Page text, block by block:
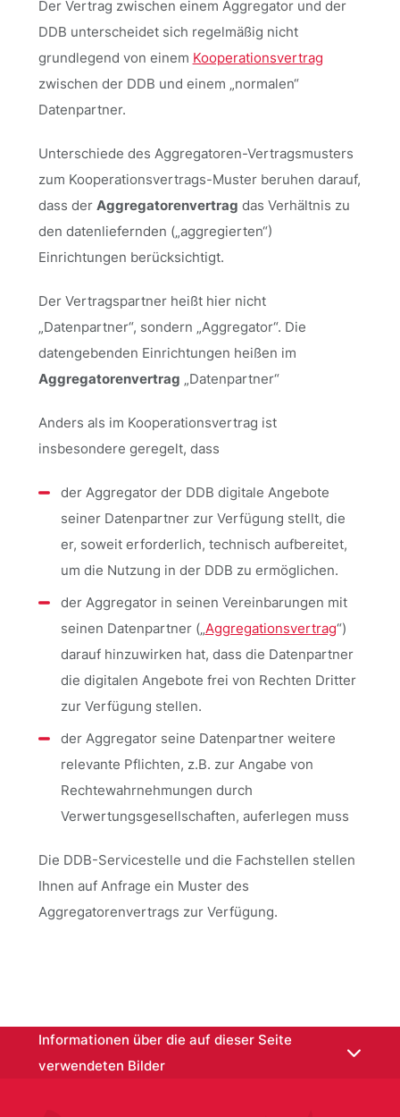
Der Vertrag zwischen einem Aggregator und der
DDB unterscheidet sich regelmäßig nicht
grundlegend von einem Kooperationsvertrag
zwischen der DDB und einem „normalen“
Datenpartner.
Unterschiede des Aggregatoren-Vertragsmusters
zum Kooperationsvertrags-Muster beruhen darauf,
dass der Aggregatorenvertrag das Verhältnis zu
den datenliefernden („aggregierten“)
Einrichtungen berücksichtigt.
Der Vertragspartner heißt hier nicht
„Datenpartner“, sondern „Aggregator“. Die
datengebenden Einrichtungen heißen im
Aggregatorenvertrag „Datenpartner“
Anders als im Kooperationsvertrag ist
insbesondere geregelt, dass
der Aggregator der DDB digitale Angebote
seiner Datenpartner zur Verfügung stellt, die
er, soweit erforderlich, technisch aufbereitet,
um die Nutzung in der DDB zu ermöglichen.
der Aggregator in seinen Vereinbarungen mit
seinen Datenpartner („ Aggregationsvertrag“)
darauf hinzuwirken hat, dass die Datenpartner
die digitalen Angebote frei von Rechten Dritter
zur Verfügung stellen.
der Aggregator seine Datenpartner weitere
relevante Pflichten, z.B. zur Angabe von
Rechtewahrnehmungen durch
Verwertungsgesellschaften, auferlegen muss
Die DDB-Servicestelle und die Fachstellen stellen
Ihnen auf Anfrage ein Muster des
Aggregatorenvertrags zur Verfügung.
/node/1828
Informationen über die auf dieser Seite
verwendeten Bilder